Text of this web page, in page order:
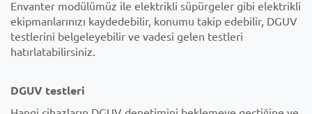
Envanter modülümüz ile elektrikli süpürgeler gibi elektrikli
ekipmanlarınızı kaydedebilir, konumu takip edebilir, DGUV
testlerini belgeleyebilir ve vadesi gelen testleri
hatırlatabilirsiniz.
DGUV testleri